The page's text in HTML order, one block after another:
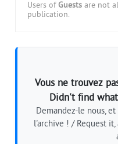
Users of Guests are not
publication.
Vous ne trouvez
Didn't find
Demandez-le nous,
l'archive ! / Request